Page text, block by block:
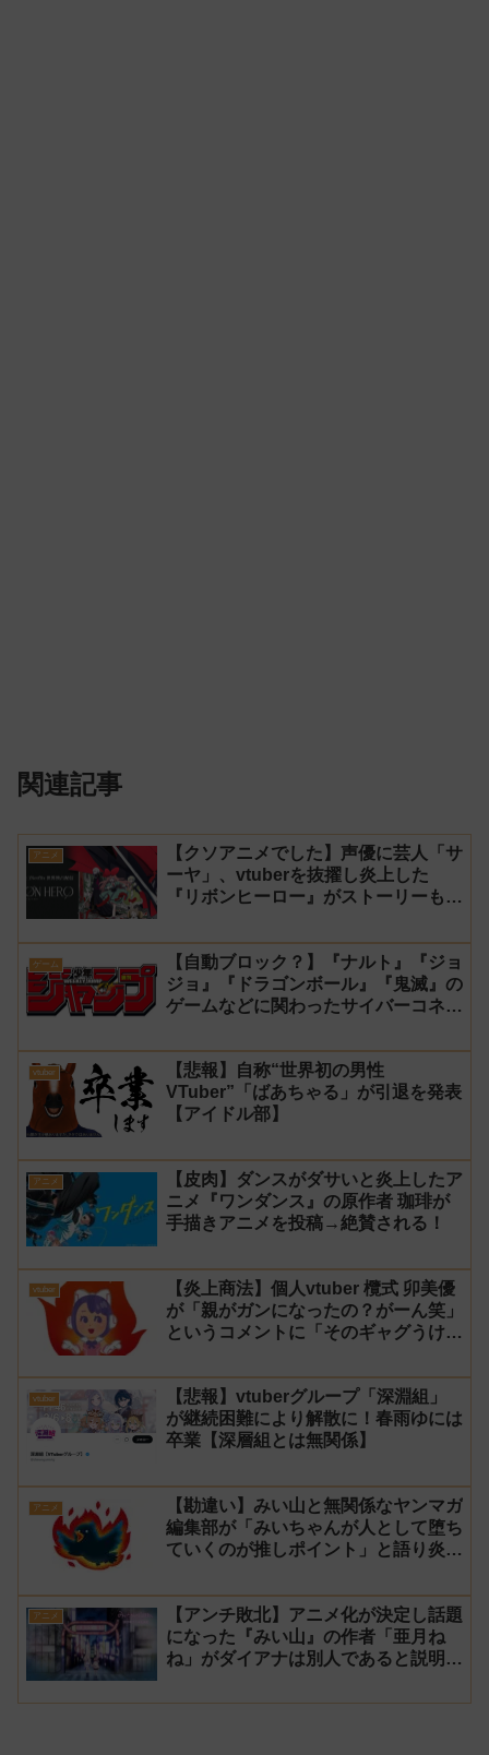
関連記事
アニメ
【クソアニメでした】声優に芸人「サ
ーヤ」、vtuberを抜擢し炎上した
『リボンヒーロー』がストーリーもつ
ト 演技】
ゲーム
【自動ブロック？】『ナルト』『ジョ
ジョ』『ドラゴンボール』『鬼滅』の
ゲームなどに関わったサイバーコネク
ブロックされてしまう
vtuber
【悲報】自称“世界初の男性
VTuber”「ばあちゃる」が引退を発表
【アイドル部】
アニメ
【皮肉】ダンスがダサいと炎上したア
ニメ『ワンダンス』の原作者 珈琲が
手描きアニメを投稿→絶賛される！
vtuber
【炎上商法】個人vtuber 欖式 卯美優
が「親がガンになったの？がーん笑」
というコメントに「そのギャグうけ
はオススメしないと投稿し叩かれる
vtuber
【悲報】vtuberグループ「深淵組」
が継続困難により解散に！春雨ゆには
卒業【深層組とは無関係】
アニメ
【勘違い】みい山と無関係なヤンマガ
編集部が「みいちゃんが人として堕ち
ていくのが推しポイント」と語り炎上
ス】
アニメ
【アンチ敗北】アニメ化が決定し話題
になった『みい山』の作者「亜月ね
ね」がダイアナは別人であると説明し